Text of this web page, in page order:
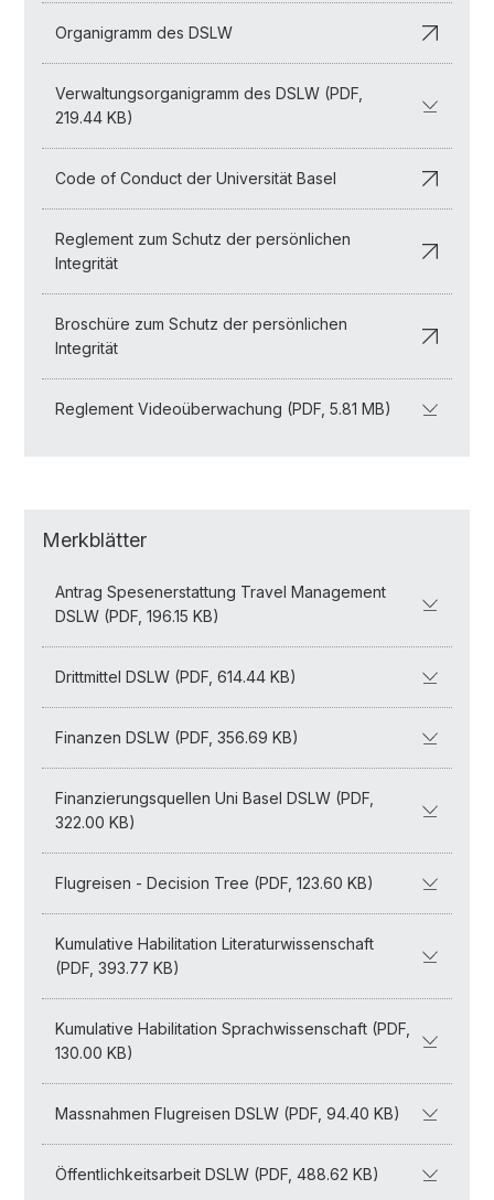
Organigramm des DSLW
Verwaltungsorganigramm des DSLW (PDF,
219.44 KB)
Code of Conduct der Universität Basel
Reglement zum Schutz der persönlichen
Integrität
Broschüre zum Schutz der persönlichen
Integrität
Reglement Videoüberwachung (PDF, 5.81 MB)
Merkblätter
Antrag Spesenerstattung Travel Management
DSLW (PDF, 196.15 KB)
Drittmittel DSLW (PDF, 614.44 KB)
Finanzen DSLW (PDF, 356.69 KB)
Finanzierungsquellen Uni Basel DSLW (PDF,
322.00 KB)
Flugreisen - Decision Tree (PDF, 123.60 KB)
Kumulative Habilitation Literaturwissenschaft
(PDF, 393.77 KB)
Kumulative Habilitation Sprachwissenschaft (PDF,
130.00 KB)
Massnahmen Flugreisen DSLW (PDF, 94.40 KB)
Öffentlichkeitsarbeit DSLW (PDF, 488.62 KB)